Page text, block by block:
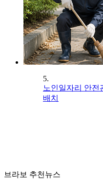
5.
노인일자리 안전
배치
브라보 추천뉴스